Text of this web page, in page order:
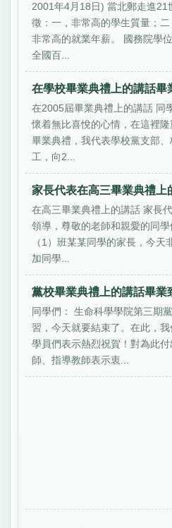
2001年4月18日) 當北郵走進21
徵：一，非常高的學生質量；
非常高的就業年薪。 國務院學
全國百...
在學校畢業典禮上的講話畢
在2005屆畢業典禮上的講話 同
懷着無比喜悅的心情，在這裡
畢業典禮，我代表學校黨支部
工，向2...
家長代表在高三畢業典禮上
在高三畢業典禮上的講話 家長
領導，尊敬的老師和親愛的同
（1）班某某同學的家長，今
加同學...
黨校畢業典禮上的講話畢業
同學們： 生命科學學院第三期
習，今天就要結束了。在此，
學員們表示熱烈祝賀！對為此
師、指導教師表示衷...